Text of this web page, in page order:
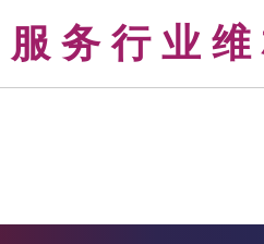
务 行 业